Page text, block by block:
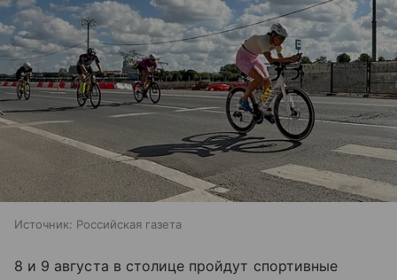
Источник: Российская газета
8 и 9 августа в столице пройдут спортивные